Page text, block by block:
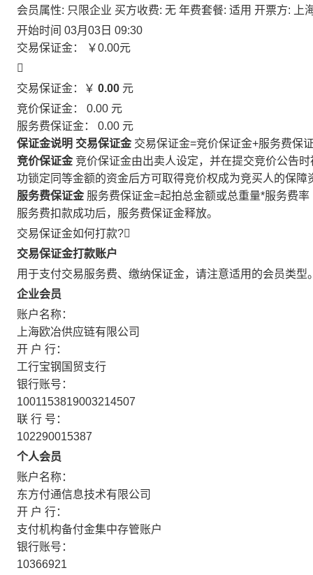
会员属性: 只限企业 买方收费: 无 年费套餐: 适用 开票方: 上
开始时间 03月03日 09:30
交易保证金：
￥0.00元

交易保证金：￥ 0.00 元
竞价保证金： 0.00 元
服务费保证金： 0.00 元
保证金说明 交易保证金 交易保证金=竞价保证金+服务费保
竞价保证金 竞价保证金由出卖人设定，并在提交竞价公告
功锁定同等金额的资金后方可取得竞价权成为竞买人的保障
服务费保证金 服务费保证金=起拍总金额或总重量*服务费率
服务费扣款成功后，服务费保证金释放。
交易保证金如何打款?
交易保证金打款账户
用于支付交易服务费、缴纳保证金，请注意适用的会员类型
企业会员
账户名称：
上海欧冶供应链有限公司
开 户 行：
工行宝钢国贸支行
银行账号：
1001153819003214507
联 行 号：
102290015387
个人会员
账户名称：
东方付通信息技术有限公司
开 户 行：
支付机构备付金集中存管账户
银行账号：
10366921